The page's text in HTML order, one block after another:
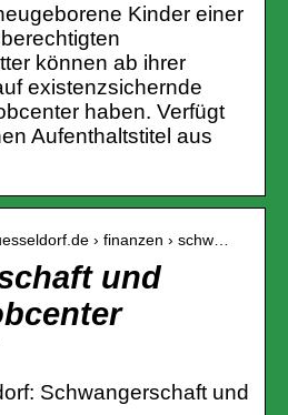
Kinder einer
können ab ihrer
existenzsichernde
haben. Verfügt
Aufenthaltstitel aus
› finanzen › schw…
und
Schwangerschaft und